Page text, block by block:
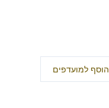
הוסף למועדפים